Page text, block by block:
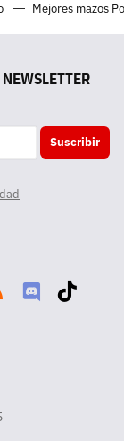
Mejores mazos
Suscribir